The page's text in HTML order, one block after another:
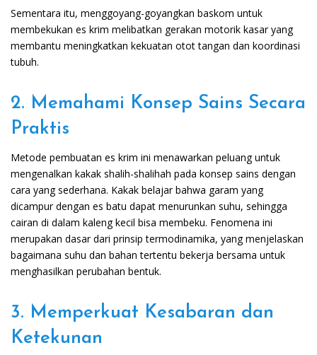
Sementara itu, menggoyang-goyangkan baskom untuk
membekukan es krim melibatkan gerakan motorik kasar yang
membantu meningkatkan kekuatan otot tangan dan koordinasi
tubuh.
2. Memahami Konsep Sains Secara
Praktis
Metode pembuatan es krim ini menawarkan peluang untuk
mengenalkan kakak shalih-shalihah pada konsep sains dengan
cara yang sederhana. Kakak belajar bahwa garam yang
dicampur dengan es batu dapat menurunkan suhu, sehingga
cairan di dalam kaleng kecil bisa membeku. Fenomena ini
merupakan dasar dari prinsip termodinamika, yang menjelaskan
bagaimana suhu dan bahan tertentu bekerja bersama untuk
menghasilkan perubahan bentuk.
3. Memperkuat Kesabaran dan
Ketekunan